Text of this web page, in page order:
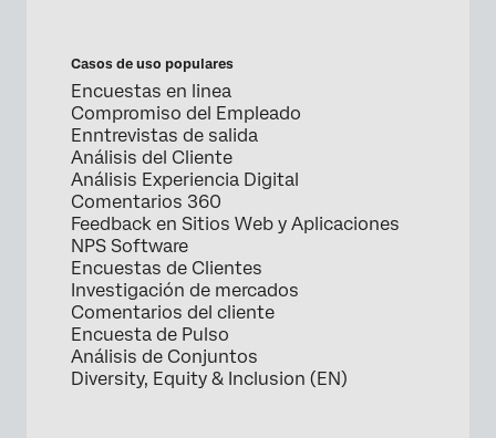
Casos de uso populares
Encuestas en linea
Compromiso del Empleado
Enntrevistas de salida
Análisis del Cliente
Análisis Experiencia Digital
Comentarios 360
Feedback en Sitios Web y Aplicaciones
NPS Software
Encuestas de Clientes
Investigación de mercados
Comentarios del cliente
Encuesta de Pulso
Análisis de Conjuntos
Diversity, Equity & Inclusion (EN)